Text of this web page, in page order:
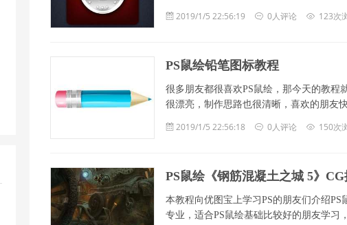
2019/1/5 22:56:19 0人评论 123次
PS鼠绘铅笔图标教程
很多朋友都很喜欢PS鼠绘，那今天的教程
很漂亮，制作思路也很清晰，喜欢的朋友
2019/1/5 22:56:18 0人评论 150次
PS鼠绘《钢筋混凝土之城 5》CG
本教程向优图宝上学习PS的朋友们介绍
专业，适合PS鼠绘基础比较好的朋友学